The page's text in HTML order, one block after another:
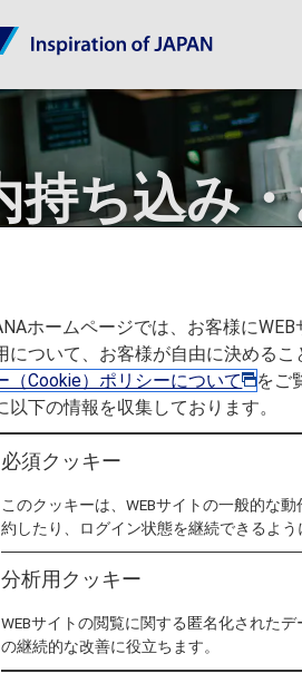
持ち込み
ご利用ガイド
手荷物について（
み・お預かりに条件があるもの（日
アルコールやスプレー類、リ
によって条件がございます。
持ち込み・お
持ち込み、お預かりができな
ホームページでは、お客様に
について、お客様が自由に決める
（Cookie）ポリシーについて
をご
以下の情報を収集しております。
必須クッキー
このクッキーは、WEBサイトの一般的な
約したり、ログイン状態を継続できるよう
分析用クッキー
WEBサイトの閲覧に関する匿名化された
の継続的な改善に役立ちます。